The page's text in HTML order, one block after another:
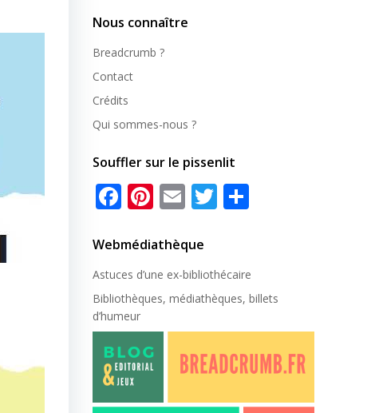
Nous connaître
Breadcrumb ?
Contact
Crédits
Qui sommes-nous ?
Souffler sur le pissenlit
Facebook
Pinterest
EmailTwitter
Webmédiathèque
Astuces d’une ex-bibliothécaire
Bibliothèques, médiathèques, billets
d’humeur